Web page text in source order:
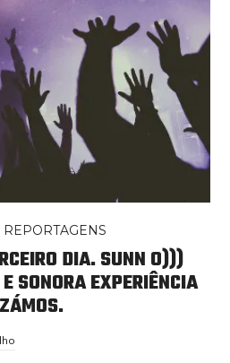
REPORTAGENS
DIA. SUNN O)))
SONORA EXPERIÊNCIA